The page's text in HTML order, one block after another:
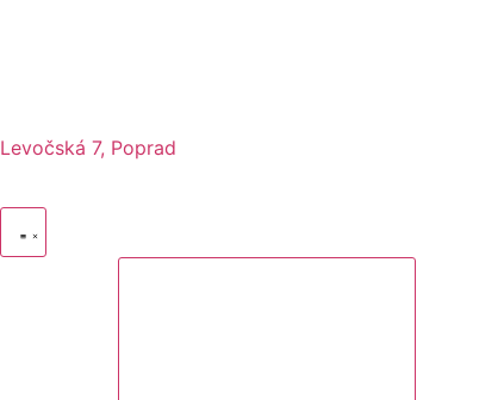
Levočská 7, Poprad